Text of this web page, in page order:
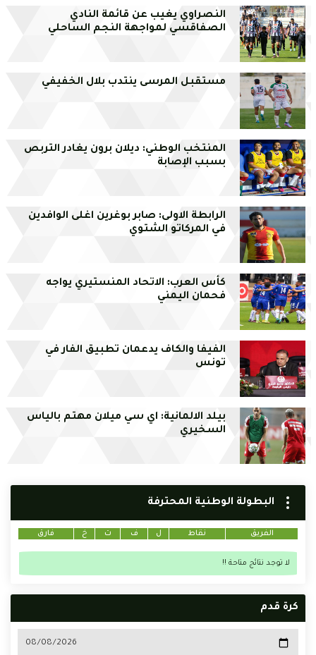
النصراوي يغيب عن قائمة النادي
الصفاقسي لمواجهة النجم الساحلي
مستقبل المرسى ينتدب بلال الخفيفي
المنتخب الوطني: ديلان برون يغادر التربص
بسبب الإصابة
الرابطة الاولى: صابر بوغرين اغلى الوافدين
في المركاتو الشتوي
كأس العرب: الاتحاد المنستيري يواجه
فحمان اليمني
الفيفا والكاف يدعمان تطبيق الفار في
تونس
بيلد الالمانية: اي سي ميلان مهتم بالياس
السخيري
البطولة الوطنية المحترفة
الفريق نقاط ل ف ت خ فارق
لا توجد نتائج متاحة !!
كرة قدم